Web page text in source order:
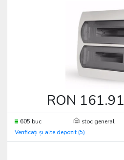
RON 161.91
605 buc stoc general
Verificați și alte depozit (5)